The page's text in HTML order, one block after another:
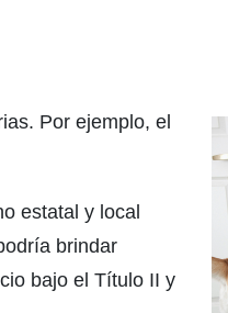
Por ejemplo, el
estatal y local
brindar
bajo el Título II y